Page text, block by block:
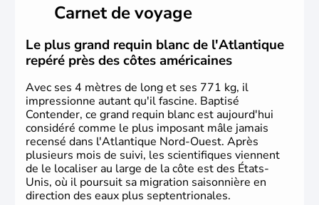
Plusieurs populations se sont succédées avant l'arrivée
des européens, suite à la découverte du continent par
Christophe Colomb en 1492. Les 13 colonies
britanniques proclament la Déclaration d'indépendance
en 1776 et adoptent leur première constitution en 1787.
La conquête de l'Ouest marque ensuite l'entrée dans une
phase de développement intense.
Carnet de voyage
Le plus grand requin blanc de l'Atlantique
repéré près des côtes américaines
Avec ses 4 mètres de long et ses 771 kg, il
impressionne autant qu'il fascine. Baptisé
Contender, ce grand requin blanc est aujourd'hui
considéré comme le plus imposant mâle jamais
recensé dans l'Atlantique Nord-Ouest. Après
plusieurs mois de suivi, les scientifiques viennent
de le localiser au large de la côte est des États-
Unis, où il poursuit sa migration saisonnière en
direction des eaux plus septentrionales.